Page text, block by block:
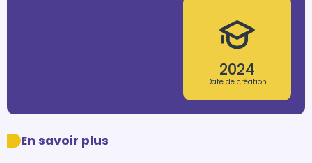
2024
Date de création
En savoir plus